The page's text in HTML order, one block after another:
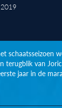
schaatsseizoen
terugblik van
jaar in de